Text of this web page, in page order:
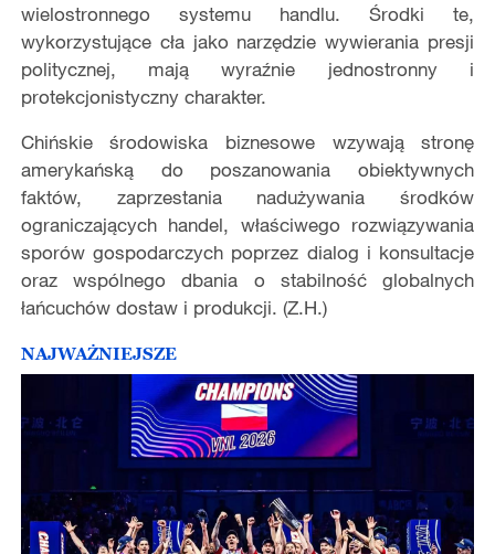
wielostronnego systemu handlu. Środki te,
wykorzystujące cła jako narzędzie wywierania presji
politycznej, mają wyraźnie jednostronny i
protekcjonistyczny charakter.
Chińskie środowiska biznesowe wzywają stronę
amerykańską do poszanowania obiektywnych
faktów, zaprzestania nadużywania środków
ograniczających handel, właściwego rozwiązywania
sporów gospodarczych poprzez dialog i konsultacje
oraz wspólnego dbania o stabilność globalnych
łańcuchów dostaw i produkcji. (Z.H.)
NAJWAŻNIEJSZE